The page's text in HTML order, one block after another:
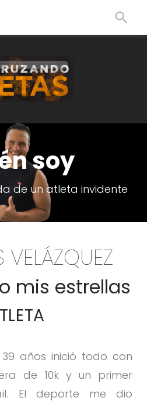
soy
de un atleta invidente
mis estrellas
39 años inició todo con
de 10k y un primer
El deporte me dio